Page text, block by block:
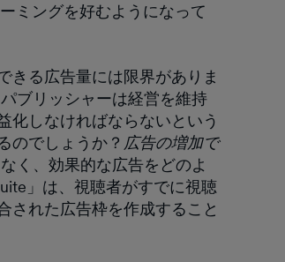
ミングを好むようになって
きる広告量には限界がありま
ブリッシャーは経営を維持
化しなければならないという
のでしょうか？ 広告の増加で
く、効果的な広告をどのよ
」は、視聴者がすでに視聴
された広告枠を作成すること